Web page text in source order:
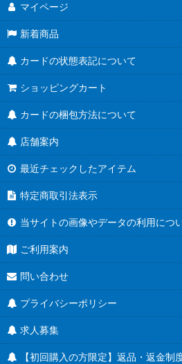
マイページ
新着商品
カードの状態表記について
ショッピングカート
カードの梱包方法について
店舗案内
最近チェックしたアイテム
特定商取引法表示
当サイトの画像やデータの利用につ
ご利用案内
問い合わせ
プライバシーポリシー
求人募集
【初回購入の方限定】返品・返金制